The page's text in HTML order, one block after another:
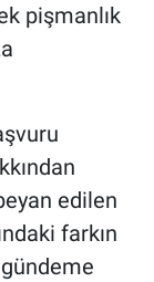
pişmanlık
edilen
farkın